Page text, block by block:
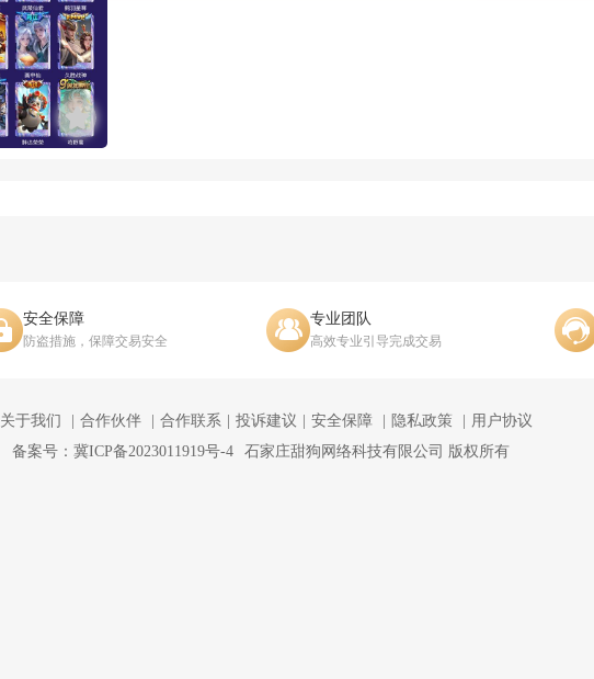
安全保障
防盗措施，保障交易安全
专业团队
高效专业引导完成交易
关于我们 合作伙伴 合作联系 投诉建议 安全保障 隐私政策
用户协议
备案号：冀ICP备2023011919号-4
石家庄甜狗网络科技有限公司 版权所有